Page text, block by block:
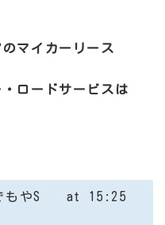
マイカーリース
ロードサービスは
やS
at 15:25